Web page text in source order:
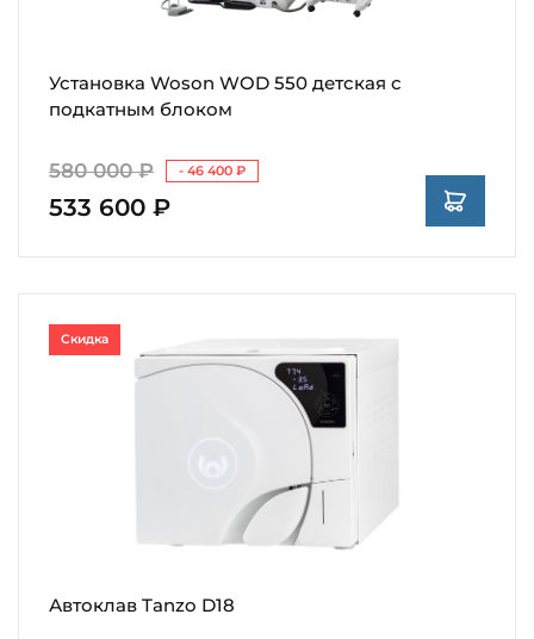
Установка Woson WOD 550 детская с
подкатным блоком
580 000 ₽ - 46 400 ₽
533 600 ₽
Автоклав Tanzo D18
Скидка